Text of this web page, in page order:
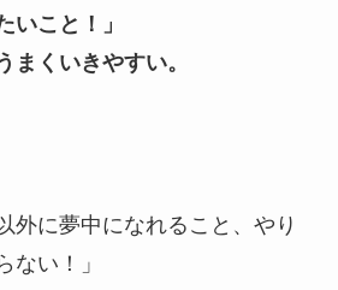
いこと！」
まくいきやすい。
外に夢中になれること、やり
ない！」